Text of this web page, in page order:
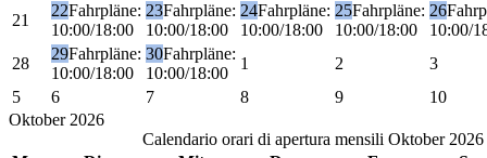
21
22Fahrpläne:
10:00/18:00
23Fahrpläne:
10:00/18:00
24Fahrpläne:
10:00/18:00
25Fahrpläne:
10:00/18:00
26
10:00/
28
29Fahrpläne:
10:00/18:00
30Fahrpläne:
10:00/18:00
1 2
3
5
6 7 8 9
10
Oktober2026
Calendario orari di apertura mensili Oktober 2026